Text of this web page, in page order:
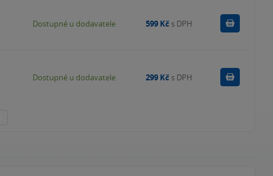
Dostupné u dodavatele 599 Kč s DPH
Dostupné u dodavatele 299 Kč s DPH